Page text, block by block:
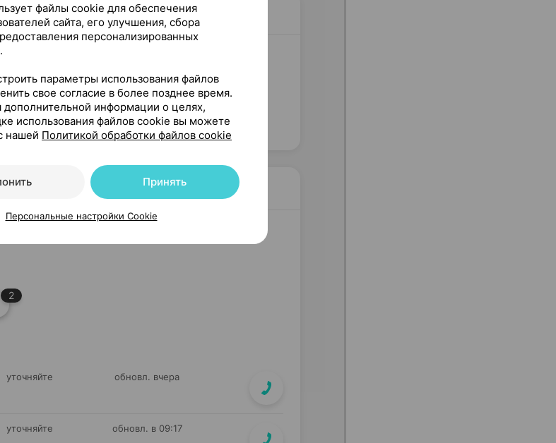
косметика Беларусь
косметика Беларусь
2
уточняйте обновл. вчера
уточняйте обновл. в 09:17
файлы cookie для обеспечения
сайта, его улучшения, сбора
персонализированных
параметры использования файлов
свое согласие в более позднее время.
дополнительной информации о целях,
использования файлов cookie вы можете
нашей Политикой обработки файлов cookie
Принять
Персональные настройки Cookie